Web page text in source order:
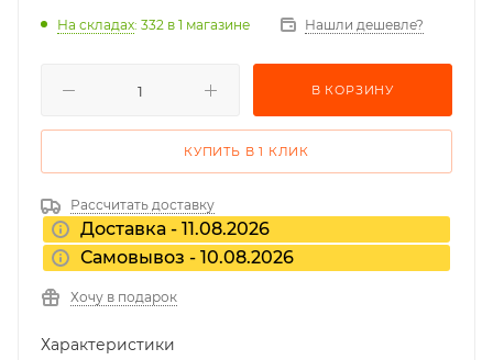
На складах: 332 в 1 магазине Нашли дешевле?
В КОРЗИНУ
КУПИТЬ В 1 КЛИК
Рассчитать доставку
Доставка - 11.08.2026
Самовывоз - 10.08.2026
Хочу в подарок
Характеристики